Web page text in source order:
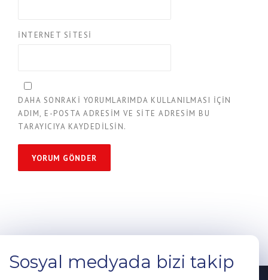
İNTERNET SITESI
DAHA SONRAKI YORUMLARIMDA KULLANILMASI IÇIN
ADIM, E-POSTA ADRESIM VE SITE ADRESIM BU
TARAYICIYA KAYDEDILSIN.
Sosyal medyada bizi takip